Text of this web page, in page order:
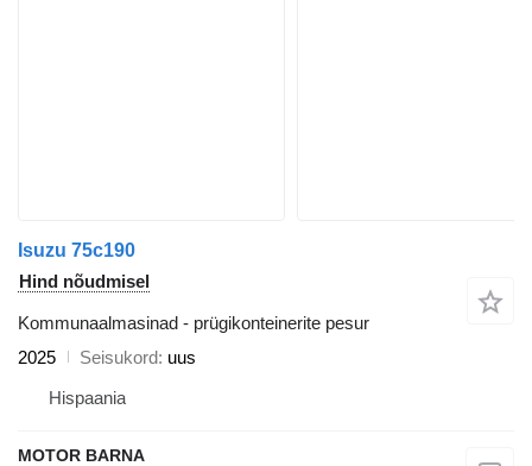
Isuzu 75c190
Hind nõudmisel
Kommunaalmasinad - prügikonteinerite pesur
2025
Seisukord uus
Hispaania
MOTOR BARNA